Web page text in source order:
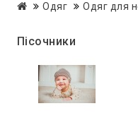
Одяг Одяг для
Пісочники